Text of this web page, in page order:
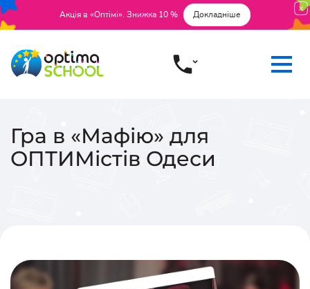
Акція в «Оптімі». Знижка 10 % Докладніше
Гра в «Мафію» для
ОПТИМістів Одеси